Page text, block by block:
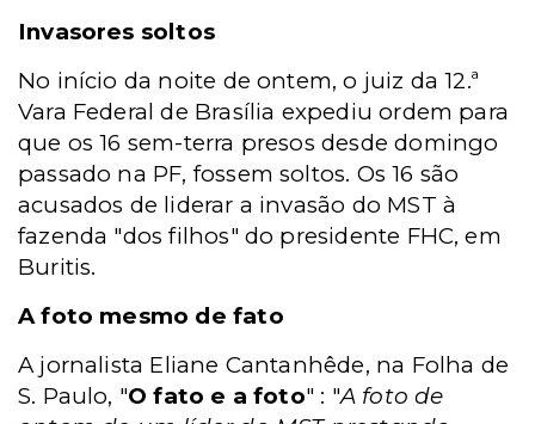
Invasores soltos
No início da noite de ontem, o juiz da 12.ª
Vara Federal de Brasília expediu ordem para
que os 16 sem-terra presos desde domingo
passado na PF, fossem soltos. Os 16 são
acusados de liderar a invasão do MST à
fazenda "dos filhos" do presidente FHC, em
Buritis.
A foto mesmo de fato
A jornalista Eliane Cantanhêde, na Folha de
S. Paulo, "O fato e a foto" : "A foto de